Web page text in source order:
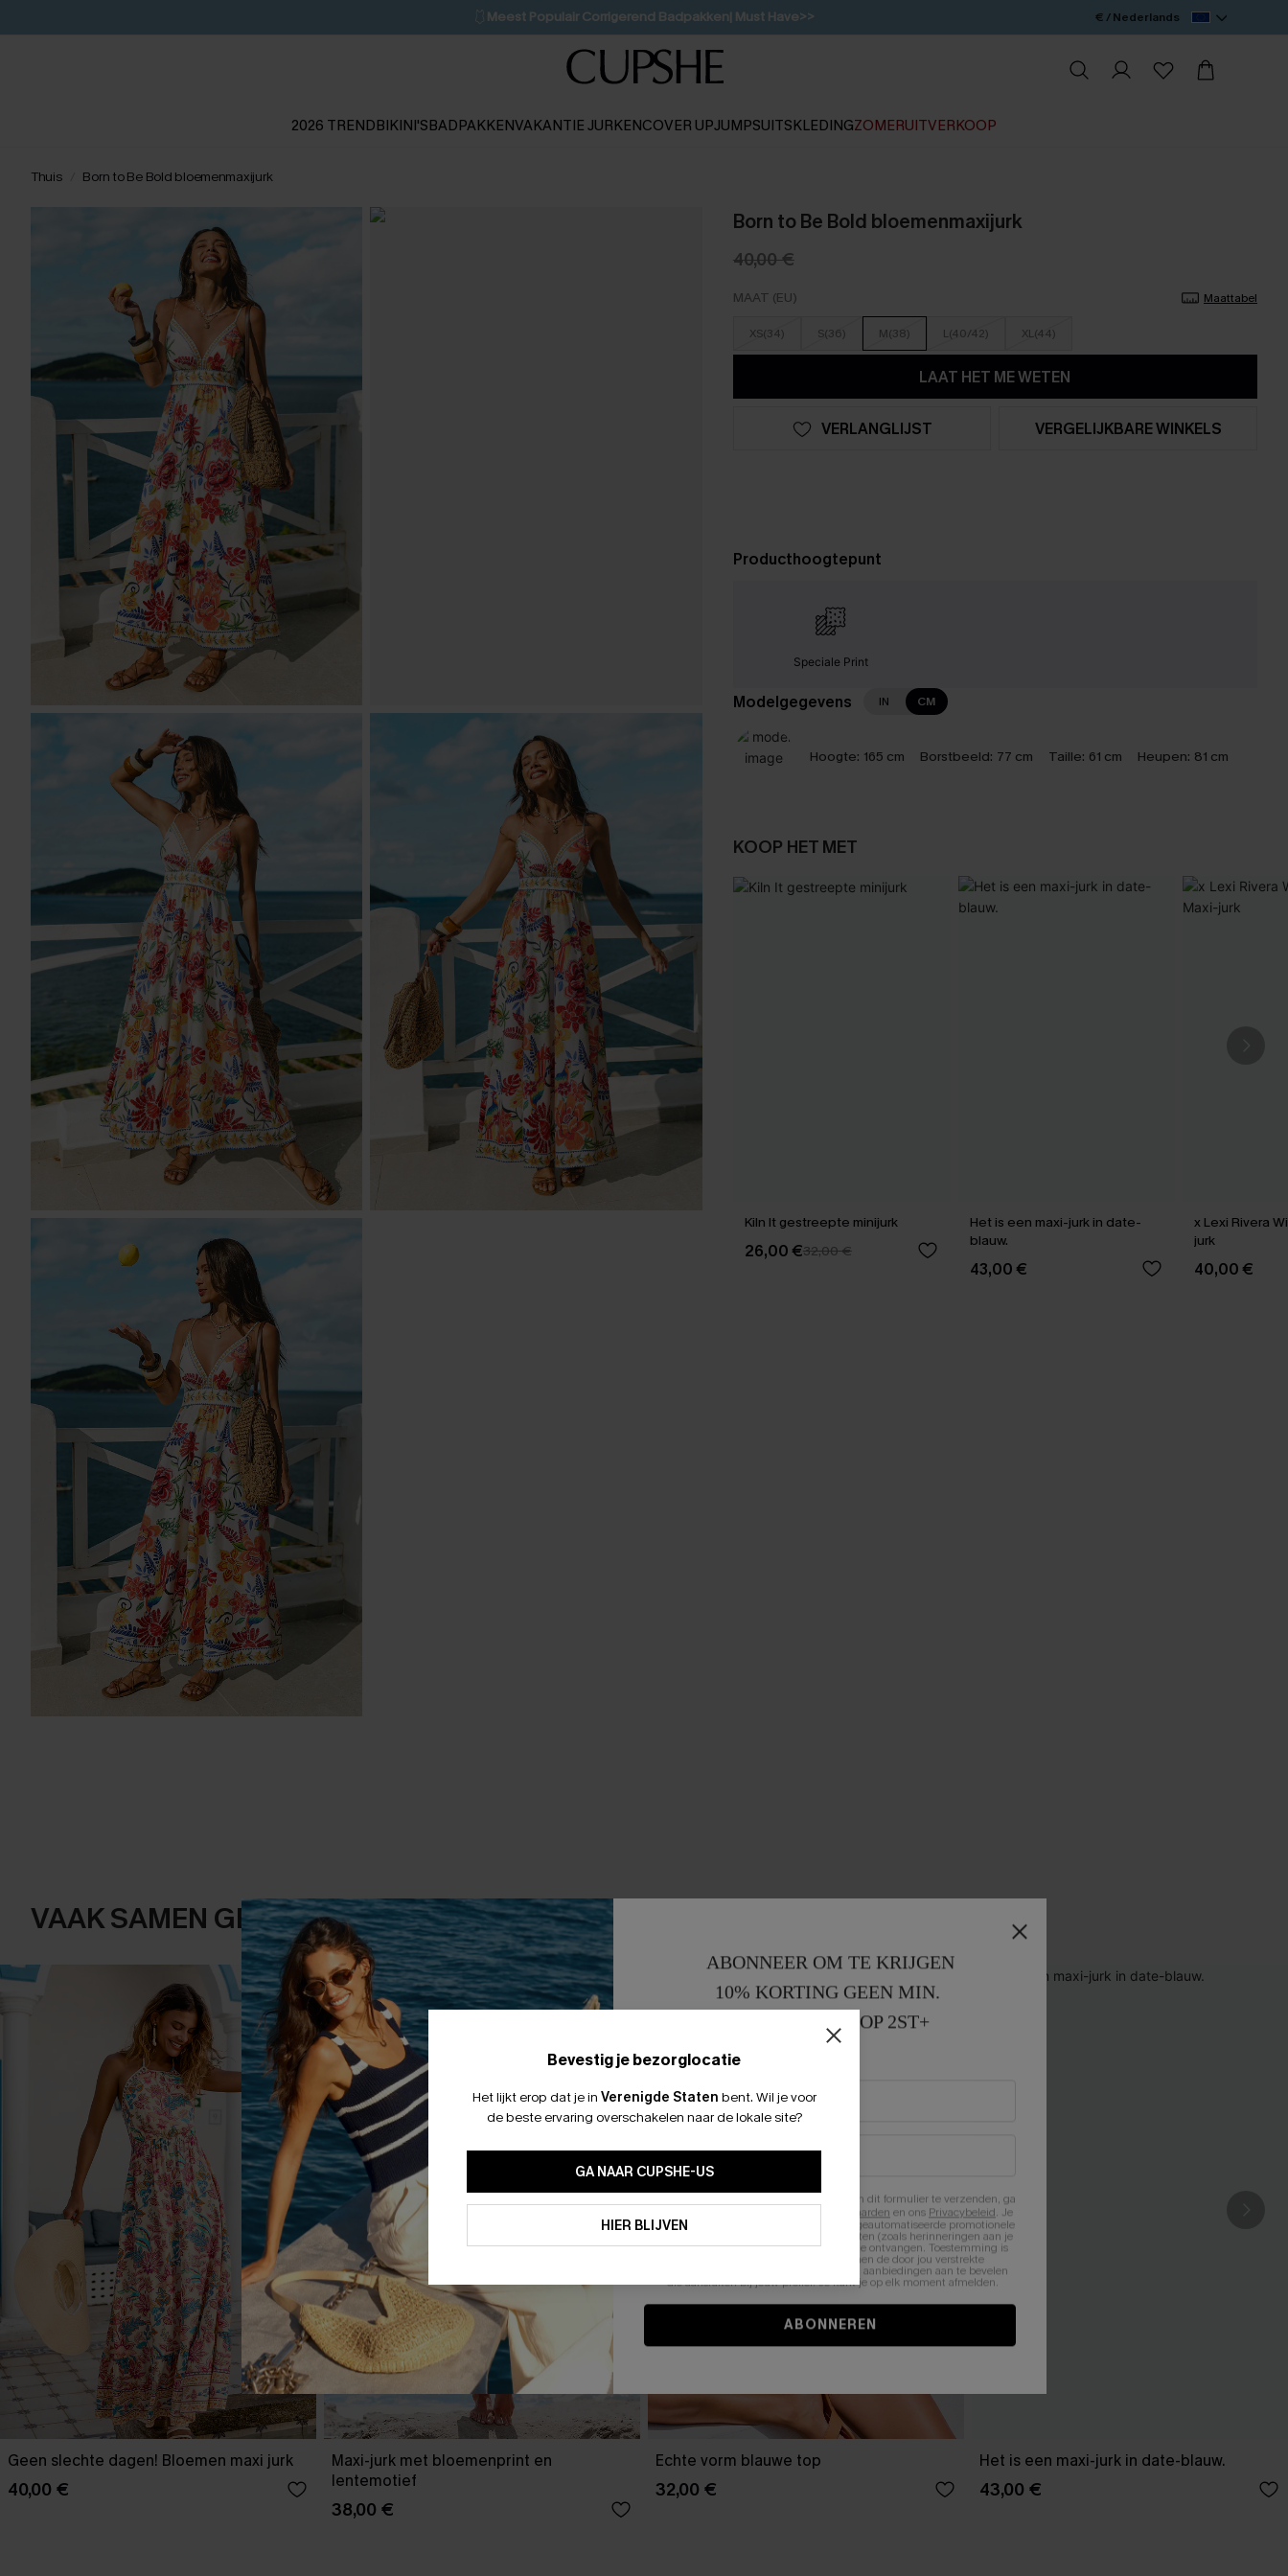
🩱 Meest Populair Corrigerend Badpakken| Must Have>>
💌Abonneer je & ontvang tot 15% korting>>
Koop 3, krijg 15% korting | CODE: SW15
€ / Nederlands
2026 TRENDBIKINI'SBADPAKKENVAKANTIE JURKENCOVER UPJUMPSUITSKLEDINGZOMERUITVERKOOP
Thuis Born to Be Bold bloemenmaxijurk
Born to Be Bold bloemenmaxijurk
40,00 €
MAAT (EU) Maattabel
XS(34) S(36) M(38) L(40/42) XL(44)
LAAT HET ME WETEN
VERLANGLIJST VERGELIJKBARE WINKELS
Producthoogtepunt
Speciale Print
Modelgegevens IN CM
Hoogte: 165 cm Borstbeeld: 77 cm Taille: 61 cm Heupen: 81 cm
KOOP HET MET
Kiln It gestreepte minijurk
26,00 €32,00 €
Het is een maxi-jurk in date-
blauw.
43,00 €
x Lexi Rivera
jurk
40,00 €
VAAK SAMEN GEKOCHT
Geen slechte dagen! Bloemen maxi jurk
40,00 €
Maxi-jurk met bloemenprint en
lentemotief
38,00 €
Echte vorm blauwe top
32,00 €
Het is een maxi-jurk in date-blauw.
43,00 €
Bevestig je bezorglocatie
Het lijkt erop dat je in Verenigde Staten bent. Wil je voor
de beste ervaring overschakelen naar de lokale site?
GA NAAR CUPSHE-US
HIER BLIJVEN
ABONNEER OM TE KRIJGEN
10% KORTING GEEN MIN.
15% KORTING OP 2ST+
Door je contactgegevens in te vullen en dit formulier te verzenden, ga
Algemene Voorwaarden en ons Privacybeleid. Je
stemt er tevens mee in om herhaalde geautomatiseerde promotionele
en gepersonaliseerde marketingberichten (zoals herinneringen aan je
winkelwagen) en e-mails van Cupshe te ontvangen. Toestemming is
niet vereist voor een aankoop. We kunnen de door jou verstrekte
informatie gebruiken om producten en aanbiedingen aan te bevelen
die aansluiten bij jouw profiel. Je kunt je op elk moment afmelden.
ABONNEREN